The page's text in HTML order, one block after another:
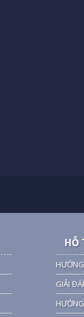
HỖ
GIẢI